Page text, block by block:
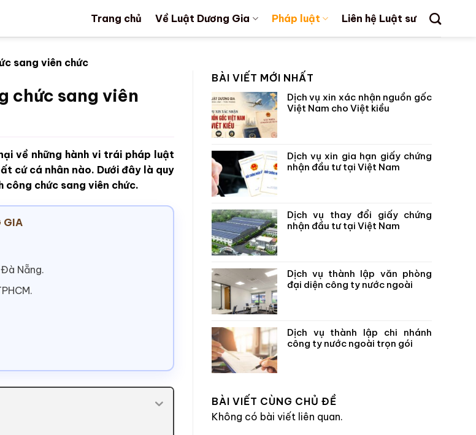
Trang chủ Về Luật Dương Gia Pháp luật Liên hệ Luật sư
sang viên chức
chức sang viên
về những hành vi trái pháp luật
cứ cá nhân nào. Dưới đây là quy
công chức sang viên chức.
GIA
Nẵng.
BÀI VIẾT MỚI NHẤT
Dịch vụ xin xác nhận nguồn gốc
Việt Nam cho Việt kiều
Dịch vụ xin gia hạn giấy chứng
nhận đầu tư tại Việt Nam
Dịch vụ thay đổi giấy chứng
nhận đầu tư tại Việt Nam
Dịch vụ thành lập văn phòng
đại diện công ty nước ngoài
Dịch vụ thành lập chi nhánh
công ty nước ngoài trọn gói
BÀI VIẾT CÙNG CHỦ ĐỀ
Không có bài viết liên quan.